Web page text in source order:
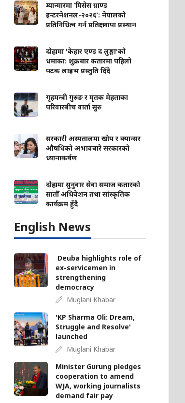
म्यान्मारमा ‘मिसेस ग्राण्ड
इन्टरनेशनल-२०२६’: नेपालको
प्रतिनिधित्व गर्न प्रतिक्षा थापा प्रस्थान
दोहामा 'केहार एण्ड द लुङ्गा'को
धमाका: शुक्रबार कतारमा पहिलो
पटक लाइभ प्रस्तुति दिँदै
गृहमन्त्री गुरुङ र मृतक मेहताका
परिवारबीच वार्ता सुरु
सरकारी अस्पतालमा खोप र क्यान्सर
औषधिको अभावबारे सरकारको
ध्यानाकर्षण
दोहामा सुनुवार सेवा समाज कतारको
सातौँ अधिवेशन तथा सांस्कृतिक
कार्यक्रम हुँदै
English News
Deuba highlights role of
ex-servicemen in
strengthening
democracy
Muglani Khabar
'KP Sharma Oli: Dream,
Struggle and Resolve'
launched
Muglani Khabar
Minister Gurung pledges
cooperation to amend
WJA, working journalists
demand fair pay